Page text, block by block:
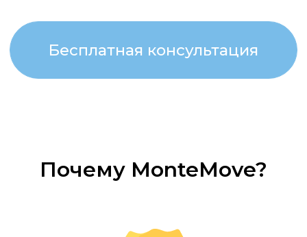
Почему MonteMove?
отзывы реальных
клиентов